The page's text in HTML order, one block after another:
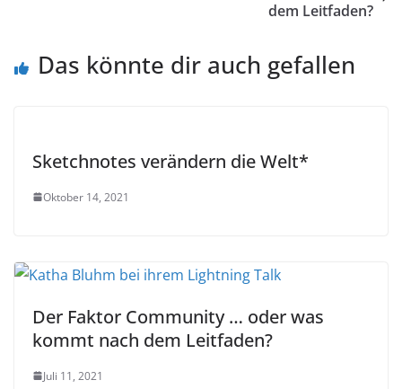
dem Leitfaden?
Das könnte dir auch gefallen
Sketchnotes verändern die Welt*
Oktober 14, 2021
Der Faktor Community … oder was
kommt nach dem Leitfaden?
Juli 11, 2021